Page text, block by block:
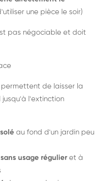
une pièce le soir)
pas négociable et doit
permettent de laisser la
jusqu'à l'extinction
au fond d'un jardin peu
sans usage régulier et à